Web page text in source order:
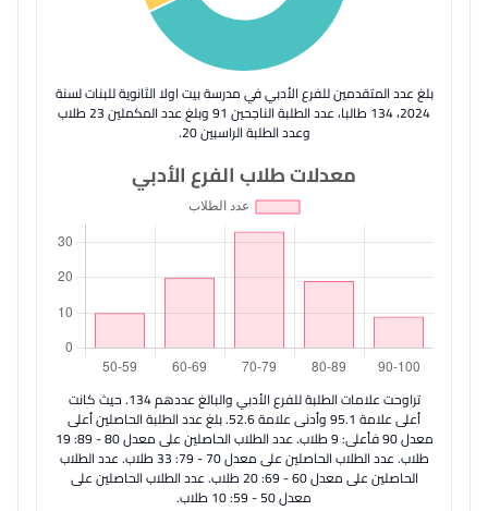
بلغ عدد المتقدمين للفرع الأدبي في مدرسة بيت اولا الثانوية للبنات لسنة
2024، 134 طالبا، عدد الطلبة الناجحين 91 وبلغ عدد المكملين 23 طلاب
وعدد الطلبة الراسبين 20.
معدلات طلاب الفرع الأدبي
تراوحت علامات الطلبة للفرع الأدبي والبالغ عددهم 134. حيث كانت
أعلى علامة 95.1 وأدنى علامة 52.6. بلغ عدد الطلبة الحاصلين أعلى
معدل 90 فأعلى: 9 طلاب. عدد الطلاب الحاصلين على معدل 80 - 89: 19
طلاب. عدد الطلاب الحاصلين على معدل 70 - 79: 33 طلاب. عدد الطلاب
الحاصلين على معدل 60 - 69: 20 طلاب. عدد الطلاب الحاصلين على
معدل 50 - 59: 10 طلاب.